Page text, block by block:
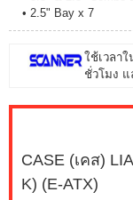
• 2.5" Bay x 7
ใช้เวลา
ชั่วโมง แ
CASE (เคส)
K) (E-ATX)